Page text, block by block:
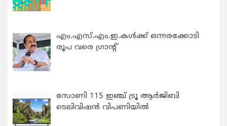
എം.എസ്.എം.ഇ.കൾക്ക് ഒന്നരക്കോടി
രൂപ വരെ ഗ്രാന്റ്
സോണി 115 ഇഞ്ച് ട്രൂ ആർജിബി
ടെലിവിഷൻ വിപണിയിൽ